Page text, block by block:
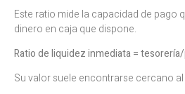
Este ratio mide la capacidad de pago
dinero en caja que dispone.
Ratio de liquidez inmediata =
Su valor suele encontrarse cercano al